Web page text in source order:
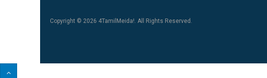
Copyright © 2026 4TamilMeida!. All Rights Reserved.